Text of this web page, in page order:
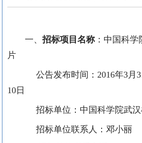
一、 招标项目名称 ：中国科
片
公告发布时间：2016年3月31
10日
招标单位：中国科学院武汉
招标单位联系人：邓小丽